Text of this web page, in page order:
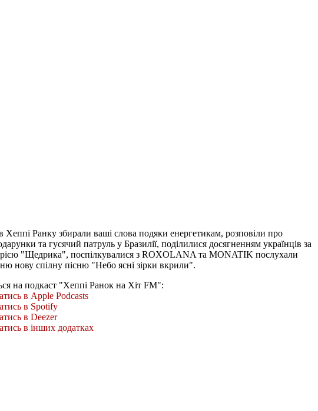
Хеппі Ранку збирали ваші слова подяки енергетикам, розповіли про
та гусячий патруль у Бразилії, поділилися досягненням українців за
"Щедрика", поспілкувалися з ROXOLANA та MONATIK послухали
нову спілну пісню "Небо ясні зірки вкрили".
на подкаст "Хеппі Ранок на Хіт FM":
в Apple Podcasts
в Spotify
в Deezer
в інших додатках